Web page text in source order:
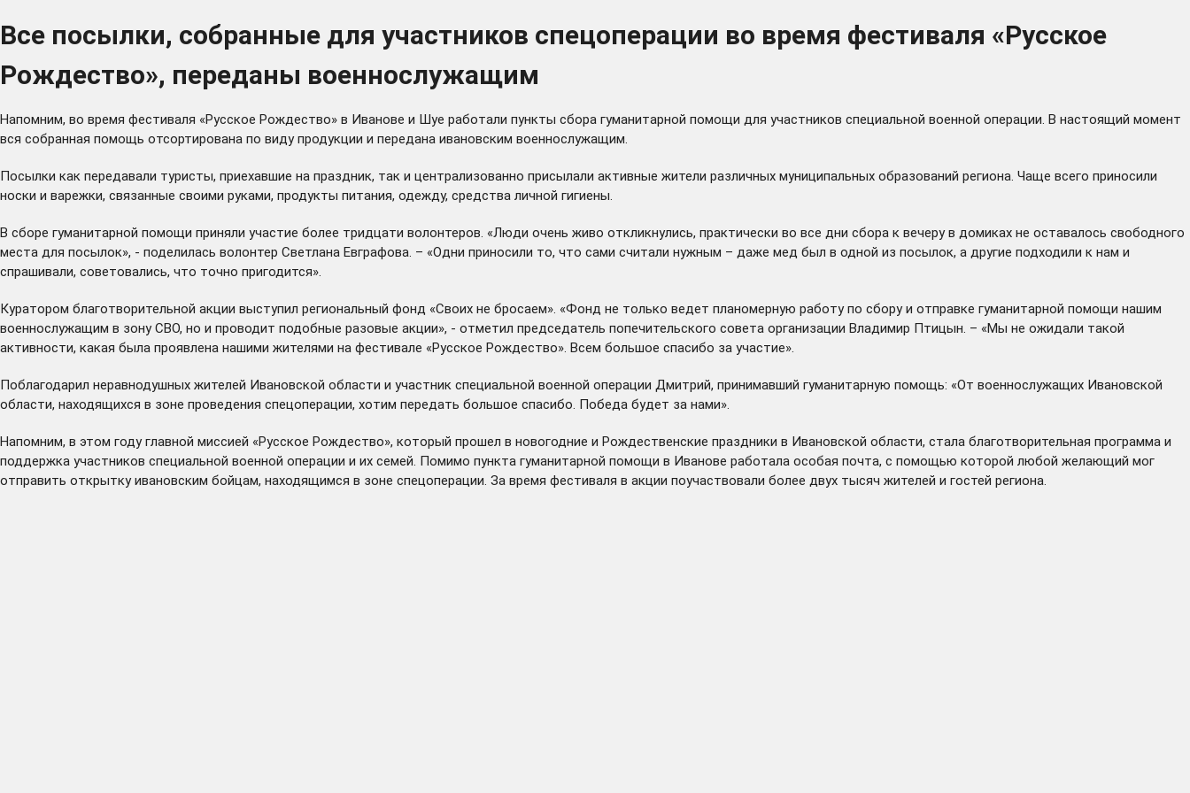
Все посылки, собранные для участников спецоперации во время фестиваля «Русское
Рождество», переданы военнослужащим
Напомним, во время фестиваля «Русское Рождество» в Иванове и Шуе работали пункты сбора гуманитарной помощи для участников специальной военной операции. В настоящий момент
вся собранная помощь отсортирована по виду продукции и передана ивановским военнослужащим.
Посылки как передавали туристы, приехавшие на праздник, так и централизованно присылали активные жители различных муниципальных образований региона. Чаще всего приносили
носки и варежки, связанные своими руками, продукты питания, одежду, средства личной гигиены.
В сборе гуманитарной помощи приняли участие более тридцати волонтеров. «Люди очень живо откликнулись, практически во все дни сбора к вечеру в домиках не оставалось свободного
места для посылок», - поделилась волонтер Светлана Евграфова. – «Одни приносили то, что сами считали нужным – даже мед был в одной из посылок, а другие подходили к нам и
спрашивали, советовались, что точно пригодится».
Куратором благотворительной акции выступил региональный фонд «Своих не бросаем». «Фонд не только ведет планомерную работу по сбору и отправке гуманитарной помощи нашим
военнослужащим в зону СВО, но и проводит подобные разовые акции», - отметил председатель попечительского совета организации Владимир Птицын. – «Мы не ожидали такой
активности, какая была проявлена нашими жителями на фестивале «Русское Рождество». Всем большое спасибо за участие».
Поблагодарил неравнодушных жителей Ивановской области и участник специальной военной операции Дмитрий, принимавший гуманитарную помощь: «От военнослужащих Ивановской
области, находящихся в зоне проведения спецоперации, хотим передать большое спасибо. Победа будет за нами».
Напомним, в этом году главной миссией «Русское Рождество», который прошел в новогодние и Рождественские праздники в Ивановской области, стала благотворительная программа и
поддержка участников специальной военной операции и их семей. Помимо пункта гуманитарной помощи в Иванове работала особая почта, с помощью которой любой желающий мог
отправить открытку ивановским бойцам, находящимся в зоне спецоперации. За время фестиваля в акции поучаствовали более двух тысяч жителей и гостей региона.